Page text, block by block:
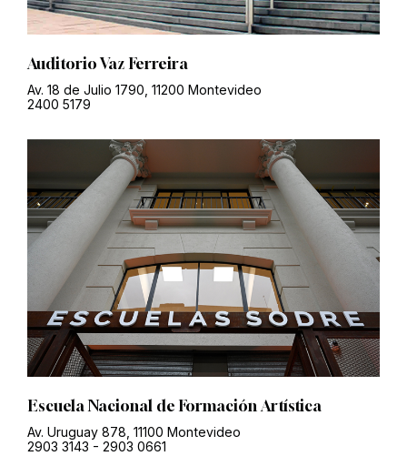
Auditorio Vaz Ferreira
Av. 18 de Julio 1790, 11200 Montevideo
2400 5179
Escuela Nacional de Formación Artística
Av. Uruguay 878, 11100 Montevideo
2903 3143 - 2903 0661